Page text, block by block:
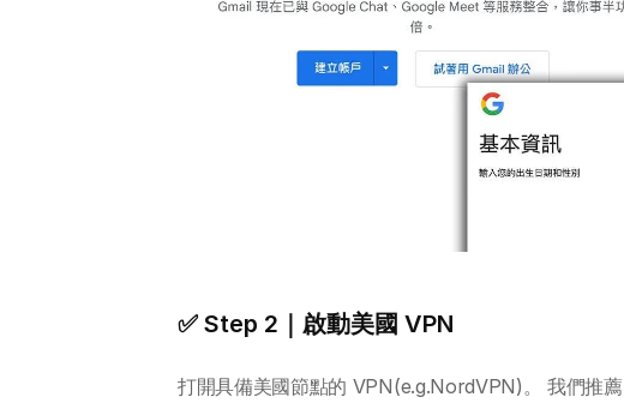
✅ Step 2｜啟動美國 VPN
打開具備美國節點的 VPN(e.g.NordVPN)。 我們推薦